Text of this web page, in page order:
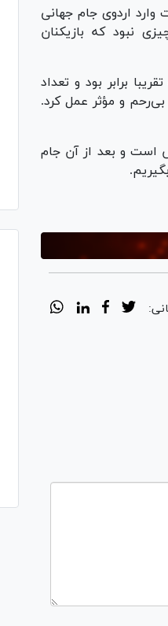
اردوی جام جهانی
نبود که بازیکنان
برابر بود و تعداد
و مؤثر عمل کرد.
است و بعد از آن جام